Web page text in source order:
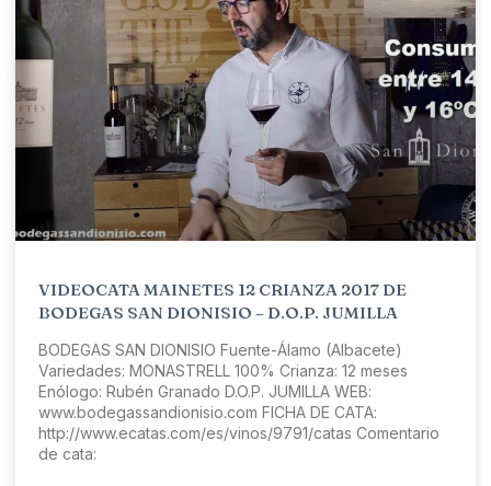
VIDEOCATA MAINETES 12 CRIANZA 2017 DE
BODEGAS SAN DIONISIO – D.O.P. JUMILLA
BODEGAS SAN DIONISIO Fuente-Álamo (Albacete)
Variedades: MONASTRELL 100% Crianza: 12 meses
Enólogo: Rubén Granado D.O.P. JUMILLA WEB:
www.bodegassandionisio.com FICHA DE CATA:
http://www.ecatas.com/es/vinos/9791/catas Comentario
de cata: